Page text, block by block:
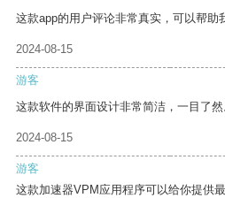
这款app的用户评论非常真实，可以帮助
2024-08-15
游客
这款软件的界面设计非常简洁，一目了然
2024-08-15
游客
这款加速器VPM应用程序可以给你提供